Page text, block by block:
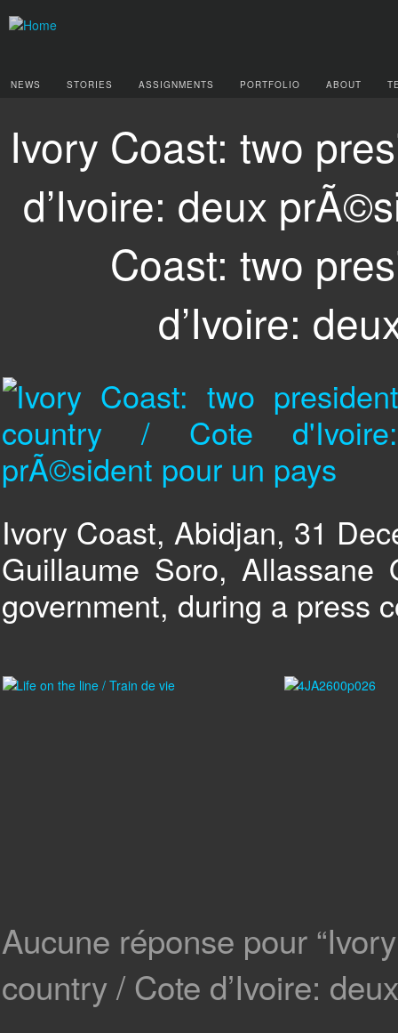
NEWS STORIES ASSIGNMENTS PORTFOLIO ABOUT
Ivory Coast: two
d’Ivoire: deux
Coast: two
d’Ivoire:
Ivory Coast, Abidjan, 31
Guillaume Soro, Allassane
government, during a press
Aucune réponse pour
country / Cote d’Ivoire: